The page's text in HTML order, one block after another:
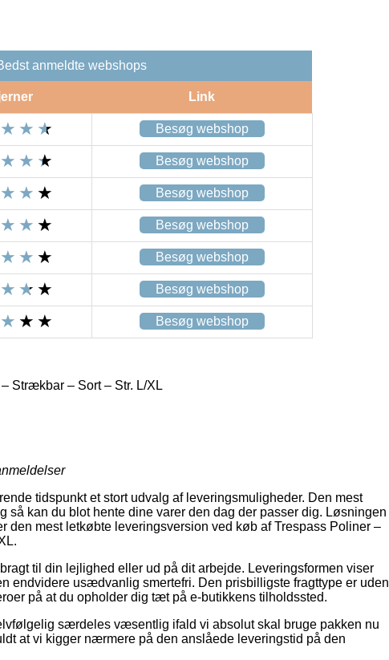
anmeldte webshops
Link
Besøg webshop
Besøg webshop
Besøg webshop
Besøg webshop
Besøg webshop
Besøg webshop
Besøg webshop
Strækbar – Sort – Str. L/XL
tidspunkt et stort udvalg af leveringsmuligheder. Den mest
så kan du blot hente dine varer den dag der passer dig. Løsningen
den mest letkøbte leveringsversion ved køb af Trespass Poliner –
til din lejlighed eller ud på dit arbejde. Leveringsformen viser
endvidere usædvanlig smertefri. Den prisbilligste fragttype er uden
på at du opholder dig tæt på e-butikkens tilholdssted.
særdeles væsentlig ifald vi absolut skal bruge pakken nu
at vi kigger nærmere på den anslåede leveringstid på den